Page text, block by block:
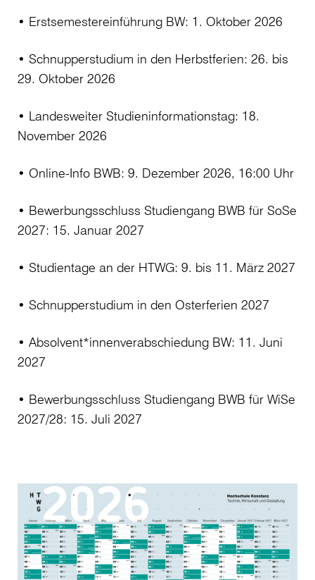
• Erstsemestereinführung BW: 1. Oktober 2026
• Schnupperstudium in den Herbstferien: 26. bis
29. Oktober 2026
• Landesweiter Studieninformationstag: 18.
November 2026
• Online-Info BWB: 9. Dezember 2026, 16:00 Uhr
• Bewerbungsschluss Studiengang BWB für SoSe
2027: 15. Januar 2027
• Studientage an der HTWG: 9. bis 11. März 2027
• Schnupperstudium in den Osterferien 2027
• Absolvent*innenverabschiedung BW: 11. Juni
2027
• Bewerbungsschluss Studiengang BWB für WiSe
2027/28: 15. Juli 2027